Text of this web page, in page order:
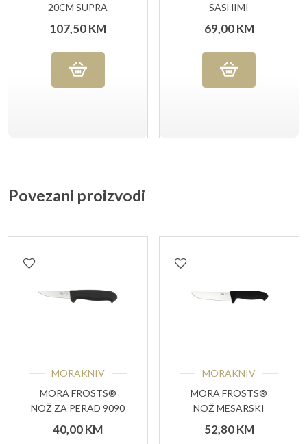
20CM SUPRA
107,50KM
SASHIMI
69,00KM
Povezani proizvodi
MORAKNIV
MORA FROSTS®
NOŽ ZA PERAD 9090
UG
40,00KM
MORAKNIV
MORA FROSTS®
NOŽ MESARSKI
ŠIROKI 7145 UG
52,80KM